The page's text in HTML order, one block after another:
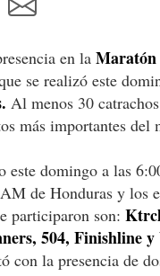
en la
se realizó este
Al menos 30
más importantes del
este domingo a las
de Honduras y los
participaron son:
504, Finishline y
con la presencia de